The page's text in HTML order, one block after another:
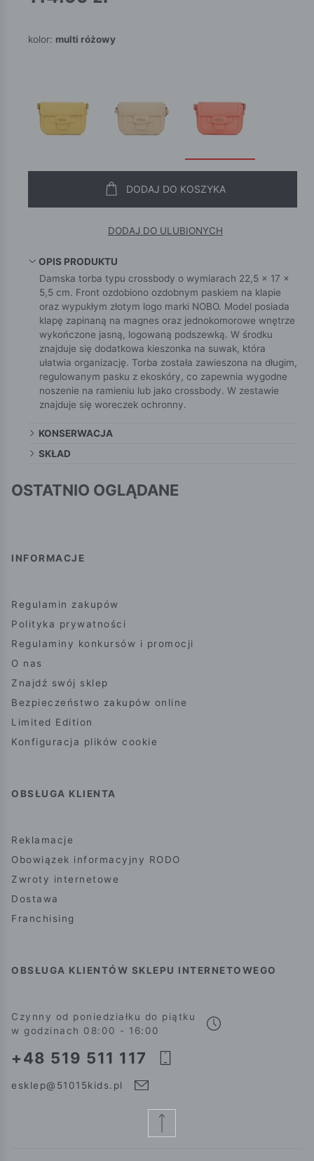
kolor: multi różowy
DODAJ DO KOSZYKA
DODAJ DO ULUBIONYCH
OPIS PRODUKTU
Damska torba typu crossbody o wymiarach 22,5 × 17 ×
5,5 cm. Front ozdobiono ozdobnym paskiem na klapie
oraz wypukłym złotym logo marki NOBO. Model posiada
klapę zapinaną na magnes oraz jednokomorowe wnętrze
wykończone jasną, logowaną podszewką. W środku
znajduje się dodatkowa kieszonka na suwak, która
ułatwia organizację. Torba została zawieszona na długim,
regulowanym pasku z ekoskóry, co zapewnia wygodne
noszenie na ramieniu lub jako crossbody. W zestawie
znajduje się woreczek ochronny.
KONSERWACJA
SKŁAD
OSTATNIO OGLĄDANE
INFORMACJE
Regulamin zakupów
Polityka prywatności
Regulaminy konkursów i promocji
O nas
Znajdź swój sklep
Bezpieczeństwo zakupów online
Limited Edition
Konfiguracja plików cookie
OBSŁUGA KLIENTA
Reklamacje
Obowiązek informacyjny RODO
Zwroty internetowe
Dostawa
Franchising
OBSŁUGA KLIENTÓW SKLEPU INTERNETOWEGO
Czynny od poniedziałku do piątku
w godzinach 08:00 - 16:00
+48 519 511 117
esklep@51015kids.pl